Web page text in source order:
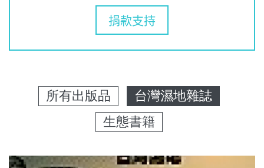
捐款支持
所有出版品
台灣濕地雜誌
生態書籍